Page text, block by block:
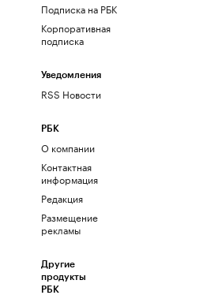
Подписка на РБК
Корпоративная
подписка
Уведомления
RSS Новости
РБК
О компании
Контактная
информация
Редакция
Размещение
рекламы
Другие
продукты
РБК